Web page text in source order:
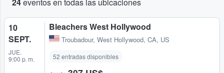
10
SEPT.
JUE.
9:00 p. m.
Bleachers West Hollywood
Troubadour, West Hollywood, CA, US
52 entradas disponibles